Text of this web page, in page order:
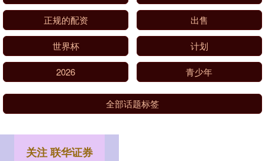
正规的配资 出售
世界杯 计划
2026 青少年
全部话题标签
关注 联华证券